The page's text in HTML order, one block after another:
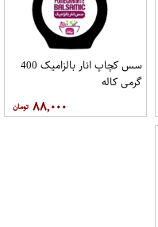
سس کچاپ انار بالزامیک 400
گرمی کاله
۸۸,۰۰۰